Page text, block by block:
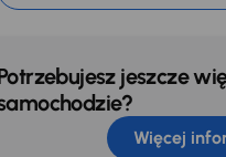
jeszcze
Więcej